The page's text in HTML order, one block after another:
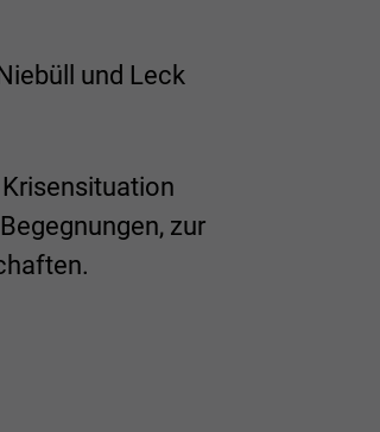
und Leck
zur